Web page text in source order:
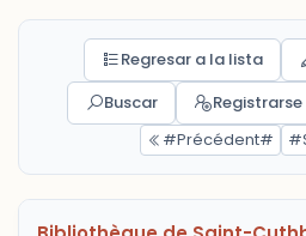
Regresar a la lista
Buscar
Registrarse
#Précédent#